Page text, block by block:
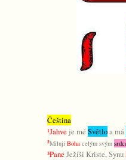
Čeština
¹Jahve je mé Světloa má
²Miluji Boha celým svým
³Pane Ježíši Kriste, Synu